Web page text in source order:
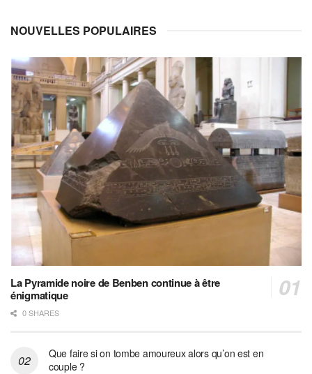
NOUVELLES POPULAIRES
La Pyramide noire de Benben continue à être
énigmatique
0 SHARES
Que faire si on tombe amoureux alors qu’on est en
couple ?